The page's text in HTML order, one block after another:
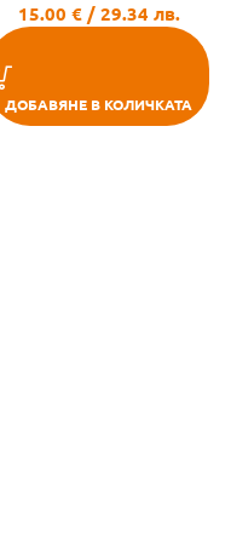
15.00 €/ 29.34 лв.
ДОБАВЯНЕ В КОЛИЧКАТА